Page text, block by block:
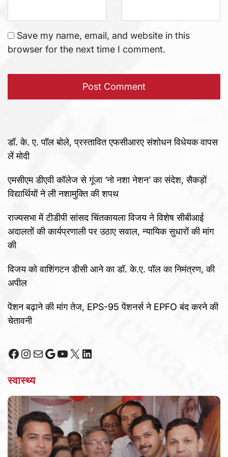
Save my name, email, and website in this
browser for the next time I comment.
डॉ. के. ए. पॉल बोले, प्रस्तावित एफसीआरए संशोधन विधेयक वापस
लें मोदी
एमसीएम डीएवी कॉलेज से गूंजा ‘नो नशा नेशन’ का संदेश, सैकड़ों
विद्यार्थियों ने ली नशामुक्ति की शपथ
राज्यसभा में टीडीपी सांसद चिंतकायला विजय ने विशेष सीबीआई
अदालतों की कार्यप्रणाली पर उठाए सवाल, न्यायिक सुधारों की मांग
की
विजय को वाशिंगटन डीसी आने का डॉ. के.ए. पॉल का निमंत्रण, की
अपील
पेंशन बढ़ाने की मांग तेज, EPS-95 पेंशनर्स ने EPFO बंद करने की
चेतावनी
Facebook
Instagram
MailGoogle
YouTube
X LinkedIn
स्वास्थ्य